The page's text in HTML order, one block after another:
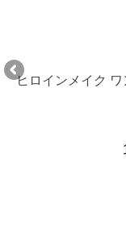
ヒロインメイク